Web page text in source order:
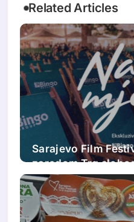
Related Articles
Sarajevo Film
zaredom Trg
mjesto – Bingo